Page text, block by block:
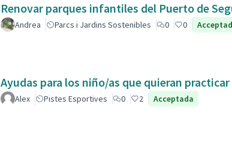
Renovar parques infantiles del Puerto de
Andrea Parcs i Jardins Sostenibles 0 0
Ayudas para los niño/as que quieran
Alex Pistes Esportives 0 2 Acceptada